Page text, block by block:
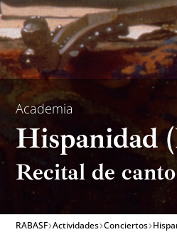
Academia
Hispanidad
Recital de
RABASF Actividades Conciertos